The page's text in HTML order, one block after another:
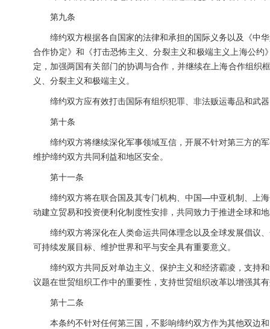
第九条
缔约双方根据各自国家的法律和承担的国际义务以及《中
合作协定》和《打击恐怖主义、分裂主义和极端主义上海公
定，加强两国有关部门的协调与合作，并继续在上海合作组织
义、分裂主义和极端主义。
缔约双方应有效打击国际有组织犯罪、非法贩运毒品和武
第十条
缔约双方将继续深化军事领域互信，开展不针对第三方的
维护缔约双方共同利益和地区安全。
第十一条
缔约双方将在联合国及其专门机构、中国—中亚机制、上
动建立贸易和投资便利化制度性安排，共同致力于推进全球和
缔约双方将深化在人类命运共同体理念以及全球发展倡议
可持续发展目标、维护世界和平与安全具有重要意义。
缔约双方共同反对单边主义、保护主义和经济霸凌，支持
议题在世贸组织工作中的重要性，支持世贸组织改革以增强其
第十二条
本条约不针对任何第三国，不影响缔约双方作为其他双边